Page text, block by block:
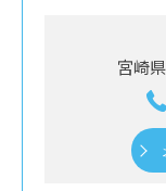
宮崎